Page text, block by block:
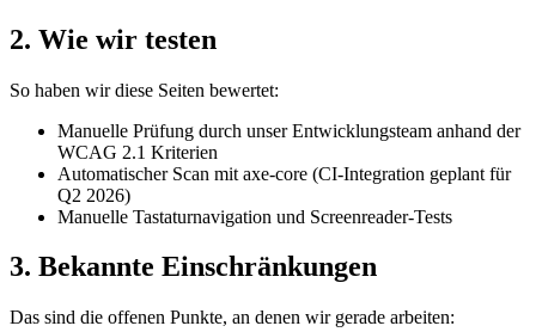
2. Wie wir testen
So haben wir diese Seiten bewertet:
Manuelle Prüfung durch unser Entwicklungsteam anhand der
WCAG 2.1 Kriterien
Automatischer Scan mit axe-core (CI-Integration geplant für
Q2 2026)
Manuelle Tastaturnavigation und Screenreader-Tests
3. Bekannte Einschränkungen
Das sind die offenen Punkte, an denen wir gerade arbeiten: